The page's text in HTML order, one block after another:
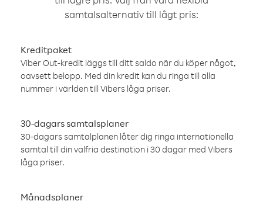
samtalsalternativ till lågt pris:
Kreditpaket
Viber Out-kredit läggs till ditt saldo när du köper något,
oavsett belopp. Med din kredit kan du ringa till alla
nummer i världen till Vibers låga priser.
30-dagars samtalsplaner
30-dagars samtalplanen låter dig ringa internationella
samtal till din valfria destination i 30 dagar med Vibers
låga priser.
Månadsplaner